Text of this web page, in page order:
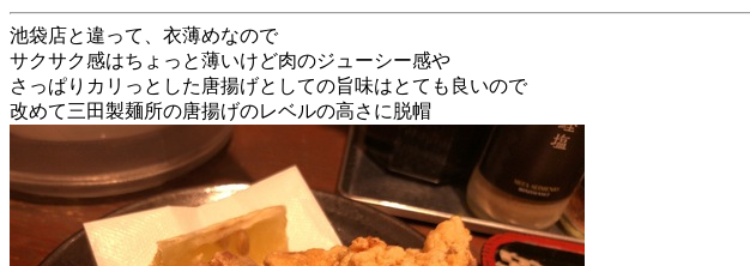
池袋店と違って、衣薄めなので
サクサク感はちょっと薄いけど肉のジューシー感や
さっぱりカリっとした唐揚げとしての旨味はとても良いので
改めて三田製麺所の唐揚げのレベルの高さに脱帽